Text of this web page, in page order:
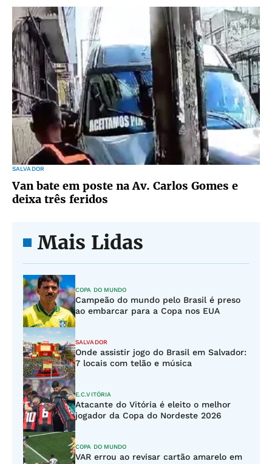
SALVADOR
Van bate em poste na Av. Carlos Gomes e
deixa três feridos
Mais Lidas
COPA DO MUNDO
Campeão do mundo pelo Brasil é preso
ao embarcar para a Copa nos EUA
SALVADOR
Onde assistir jogo do Brasil em Salvador:
7 locais com telão e música
E.C.VITÓRIA
Atacante do Vitória é eleito o melhor
jogador da Copa do Nordeste 2026
COPA DO MUNDO
VAR errou ao revisar cartão amarelo em